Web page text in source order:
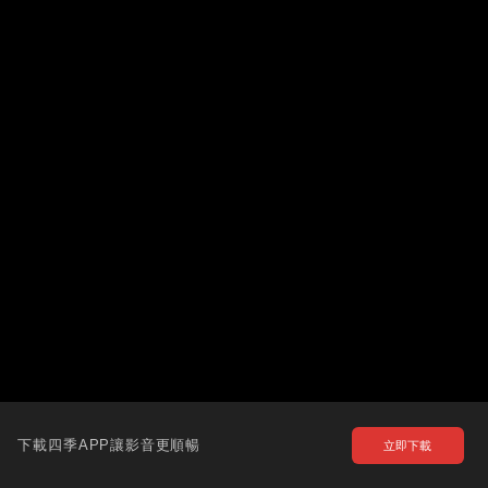
下載四季APP讓影音更順暢 立即下載